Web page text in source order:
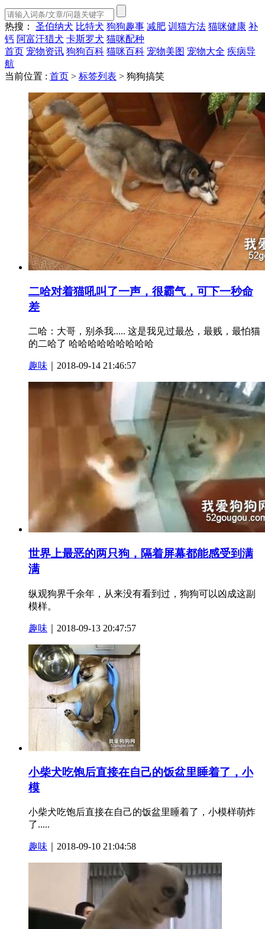
热搜： 圣伯纳犬 比特犬 狗狗趣事 减肥 训猫方法 猫咪健康 补
钙 阿富汗猎犬 卡斯罗犬 猫咪配种
首页 宠物资讯 狗狗百科 猫咪百科 宠物美图 宠物大全 疾病导
航
当前位置 : 首页 > 标签列表 > 狗狗搞笑
二哈对着猫吼叫了一声，很霸气，可下一秒命
差
二哈：大哥，别杀我..... 这是我见过最怂，最贱，最怕猫
的二哈了 哈哈哈哈哈哈哈哈哈
趣味 ｜2018-09-14 21:46:57
世界上最恶的两只狗，隔着屏幕都能感受到满
满
纵观狗界千余年，从来没有看到过，狗狗可以凶成这副
模样。
趣味 ｜2018-09-13 20:47:57
小柴犬吃饱后直接在自己的饭盆里睡着了，小
模
小柴犬吃饱后直接在自己的饭盆里睡着了，小模样萌炸
了.....
趣味 ｜2018-09-10 21:04:58